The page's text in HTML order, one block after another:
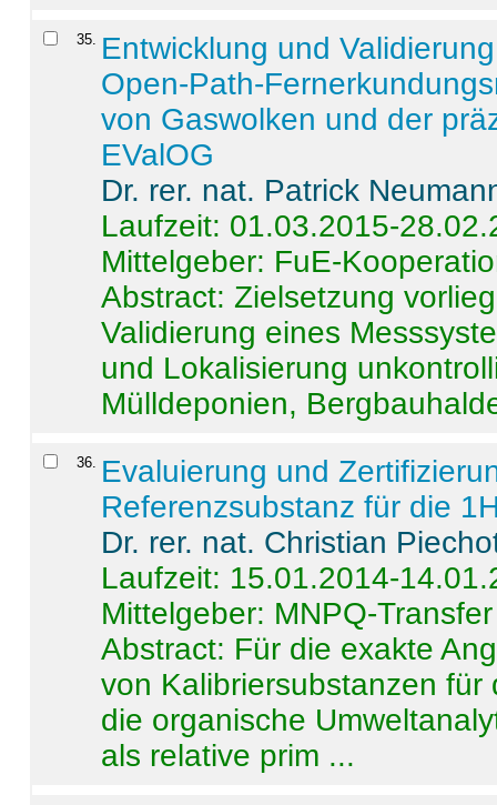
35. Entwicklung und
Open-Path-
von Gaswolken und der
EValOG
Dr. rer. nat. Patrick
Laufzeit: 01.03.2015-
Mittelgeber: FuE-
Abstract:Zielsetzung
Validierung eines
und Lokalisierung
Mülldeponien,
36. Evaluierung und
Referenzsubstanz für die
Dr. rer. nat. Christian
Laufzeit: 15.01.2014-
Mittelgeber: MNPQ-Transfer
Abstract: Für die exakte
von Kalibriersubstanzen
die organische
als relative prim ...